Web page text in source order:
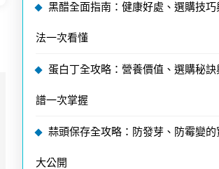
黑醋全面指南：健康好處、選購技巧
法一次看懂
蛋白丁全攻略：營養價值、選購秘訣
譜一次掌握
蒜頭保存全攻略：防發芽、防霉變的
大公開